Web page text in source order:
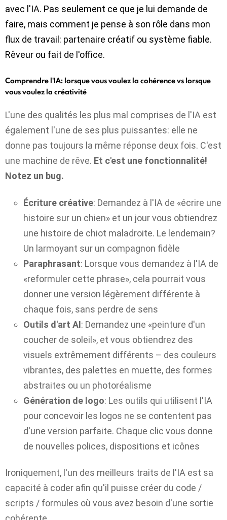
avec l'IA. Pas seulement ce que je lui demande de
faire, mais comment je pense à son rôle dans mon
flux de travail: partenaire créatif ou système fiable.
Rêveur ou fait de l'office.
Comprendre l'IA: lorsque vous voulez la cohérence vs lorsque
vous voulez la créativité
L'une des qualités les plus mal comprises de l'IA est
également l'une de ses plus puissantes: elle ne
donne pas toujours la même réponse deux fois. C'est
une machine de rêve. Et c'est une fonctionnalité!
Notez un bug.
Écriture créative: Demandez à l'IA de «écrire une
histoire sur un chien» et un jour vous obtiendrez
une histoire de chiot maladroite. Le lendemain?
Un larmoyant sur un compagnon fidèle
Paraphrasant: Lorsque vous demandez à l'IA de
«reformuler cette phrase», cela pourrait vous
donner une version légèrement différente à
chaque fois, sans perdre de sens
Outils d'art AI: Demandez une «peinture d'un
coucher de soleil», et vous obtiendrez des
visuels extrêmement différents – des couleurs
vibrantes, des palettes en muette, des formes
abstraites ou un photoréalisme
Génération de logo: Les outils qui utilisent l'IA
pour concevoir les logos ne se contentent pas
d'une version parfaite. Chaque clic vous donne
de nouvelles polices, dispositions et icônes
Ironiquement, l'un des meilleurs traits de l'IA est sa
capacité à coder afin qu'il puisse créer du code /
scripts / formules où vous avez besoin d'une sortie